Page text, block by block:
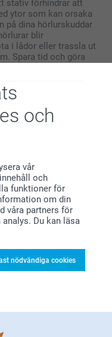
och
vår
och
funktioner för
om din
våra partners för
Du kan läsa
nödvändiga cookies
stativ förhindrar att
ytor som kan orsaka
på dina hörlurskuddar
blir
i lådor eller trassla ut
Spara tid och göra